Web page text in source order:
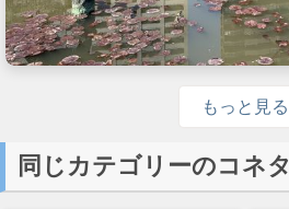
もっと見る
同じカテゴリーのコネタ